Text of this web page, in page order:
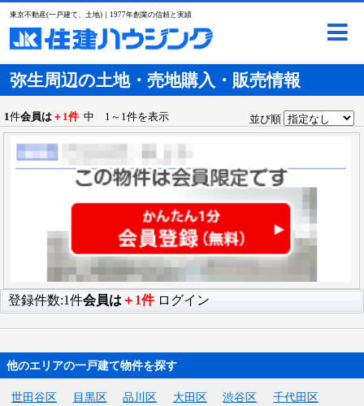
東京不動産(一戸建て、土地)｜1977年創業の信頼と実績
弥生周辺の土地・売地購入・販売情報
1件会員は ＋1件 中 1～1件を表示 並び順
登録件数:1件会員は ＋1件 ログイン
他のエリアの一戸建て物件を探す
世田谷区 目黒区 品川区 大田区 渋谷区
千代田区